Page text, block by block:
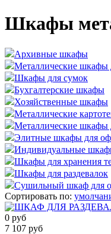
Шкафы
Архивные шкафы
Металлические шкафы
Шкафы для сумок
Бухгалтерские шкафы
Хозяйственные шкафы
Металлические
Металлические шкафы
Элитные шкафы для
Индивидуальные
Шкафы для хранения
Шкафы для раздевалок
Сушильный шкаф для
Сортировать по:
0 руб
7 107 руб